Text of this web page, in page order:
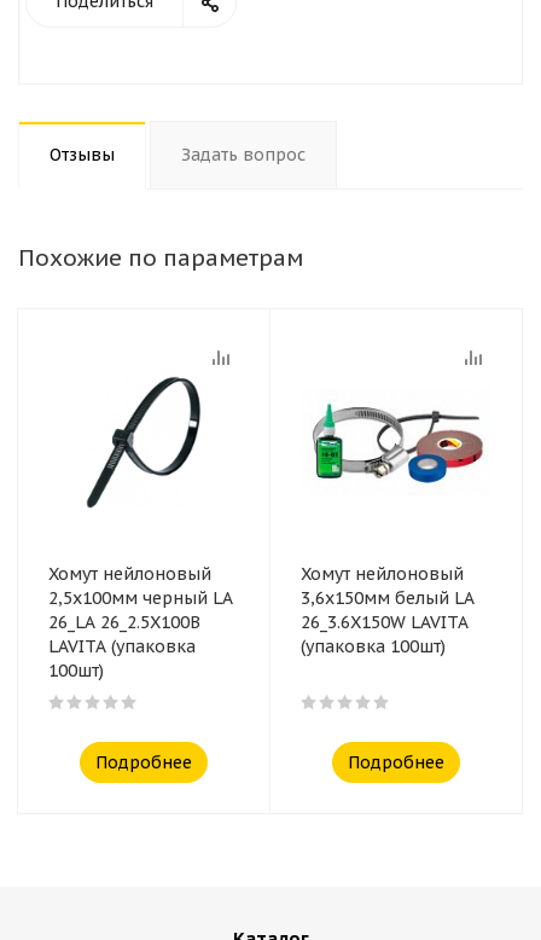
Отзывы Задать вопрос
Похожие по параметрам
Хомут нейлоновый
2,5x100мм черный LA
26_LA 26_2.5X100B
LAVITA (упаковка
100шт)
Подробнее
Хомут нейлоновый
3,6x150мм белый LA
26_3.6X150W LAVITA
(упаковка 100шт)
Подробнее